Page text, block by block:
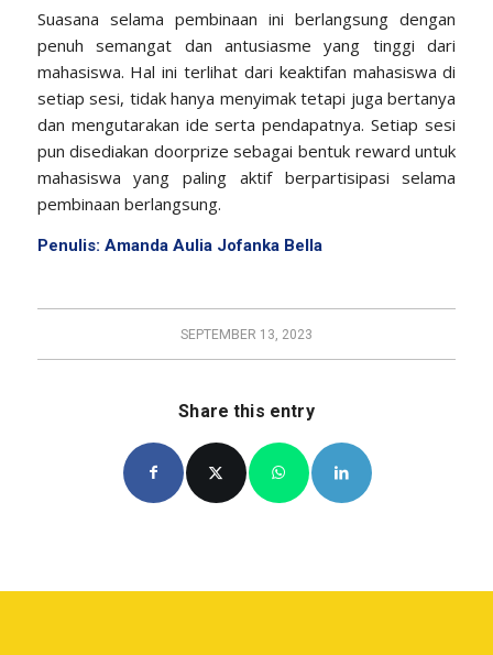
Suasana selama pembinaan ini berlangsung dengan
penuh semangat dan antusiasme yang tinggi dari
mahasiswa. Hal ini terlihat dari keaktifan mahasiswa di
setiap sesi, tidak hanya menyimak tetapi juga bertanya
dan mengutarakan ide serta pendapatnya. Setiap sesi
pun disediakan doorprize sebagai bentuk reward untuk
mahasiswa yang paling aktif berpartisipasi selama
pembinaan berlangsung.
Penulis: Amanda Aulia Jofanka Bella
SEPTEMBER 13, 2023
Share this entry